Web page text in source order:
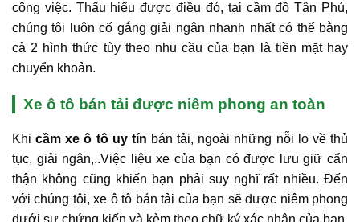
công việc. Thấu hiểu được điều đó, tại cầm đồ Tân Phú,
chúng tôi luôn cố gắng giải ngân nhanh nhất có thể bằng
cả 2 hình thức tùy theo nhu cầu của bạn là tiền mặt hay
chuyển khoản.
Xe ô tô bán tải được niêm phong an toàn
Khicầm xe ô tô uy tín bán tải, ngoài những nỗi lo về thủ
tục, giải ngân,..Việc liệu xe của bạn có được lưu giữ cẩn
thận không cũng khiến bạn phải suy nghĩ rất nhiều. Đến
với chúng tôi, xe ô tô bán tải của bạn sẽ được niêm phong
dưới sự chứng kiến và kèm theo chữ ký xác nhận của bạn.